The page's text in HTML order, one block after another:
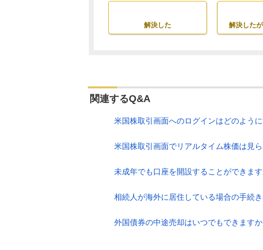
解決した 解決した
関連するQ&A
米国株取引画面へのログインはどのよう
米国株取引画面でリアルタイム株価は見
未成年でも口座を開設することができます
相続人が海外に居住している場合の手続
外国債券の中途売却はいつでもできますか